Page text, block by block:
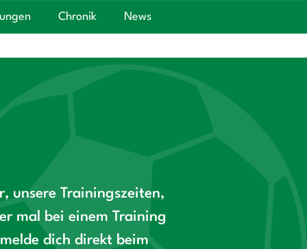
Chronik News
unsere Trainingszeiten,
mal bei einem Training
dich direkt beim